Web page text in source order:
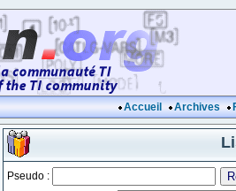
Accueil Archives
Pseudo :